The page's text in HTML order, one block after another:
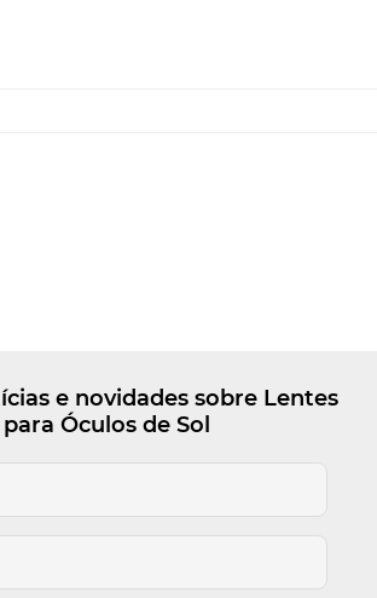
e novidades sobre Lentes
para Óculos de Sol